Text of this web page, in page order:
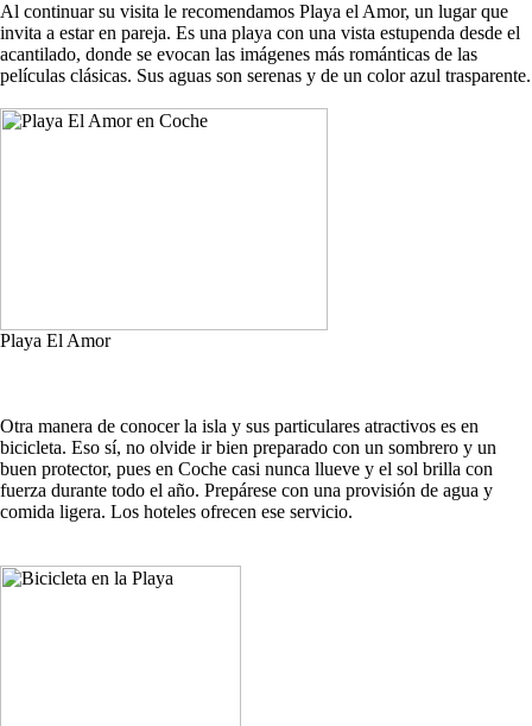
Al continuar su visita le recomendamos Playa el Amor, un lugar que
invita a estar en pareja. Es una playa con una vista estupenda desde el
acantilado, donde se evocan las imágenes más románticas de las
películas clásicas. Sus aguas son serenas y de un color azul trasparente.
Playa El Amor
Otra manera de conocer la isla y sus particulares atractivos es en
bicicleta. Eso sí, no olvide ir bien preparado con un sombrero y un
buen protector, pues en Coche casi nunca llueve y el sol brilla con
fuerza durante todo el año. Prepárese con una provisión de agua y
comida ligera. Los hoteles ofrecen ese servicio.